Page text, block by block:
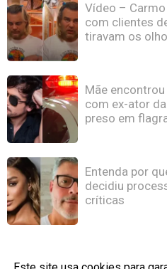
Vídeo –
com clientes
tiravam os
Mãe
com ex-ator
preso em
Entenda por
decidiu
críticas